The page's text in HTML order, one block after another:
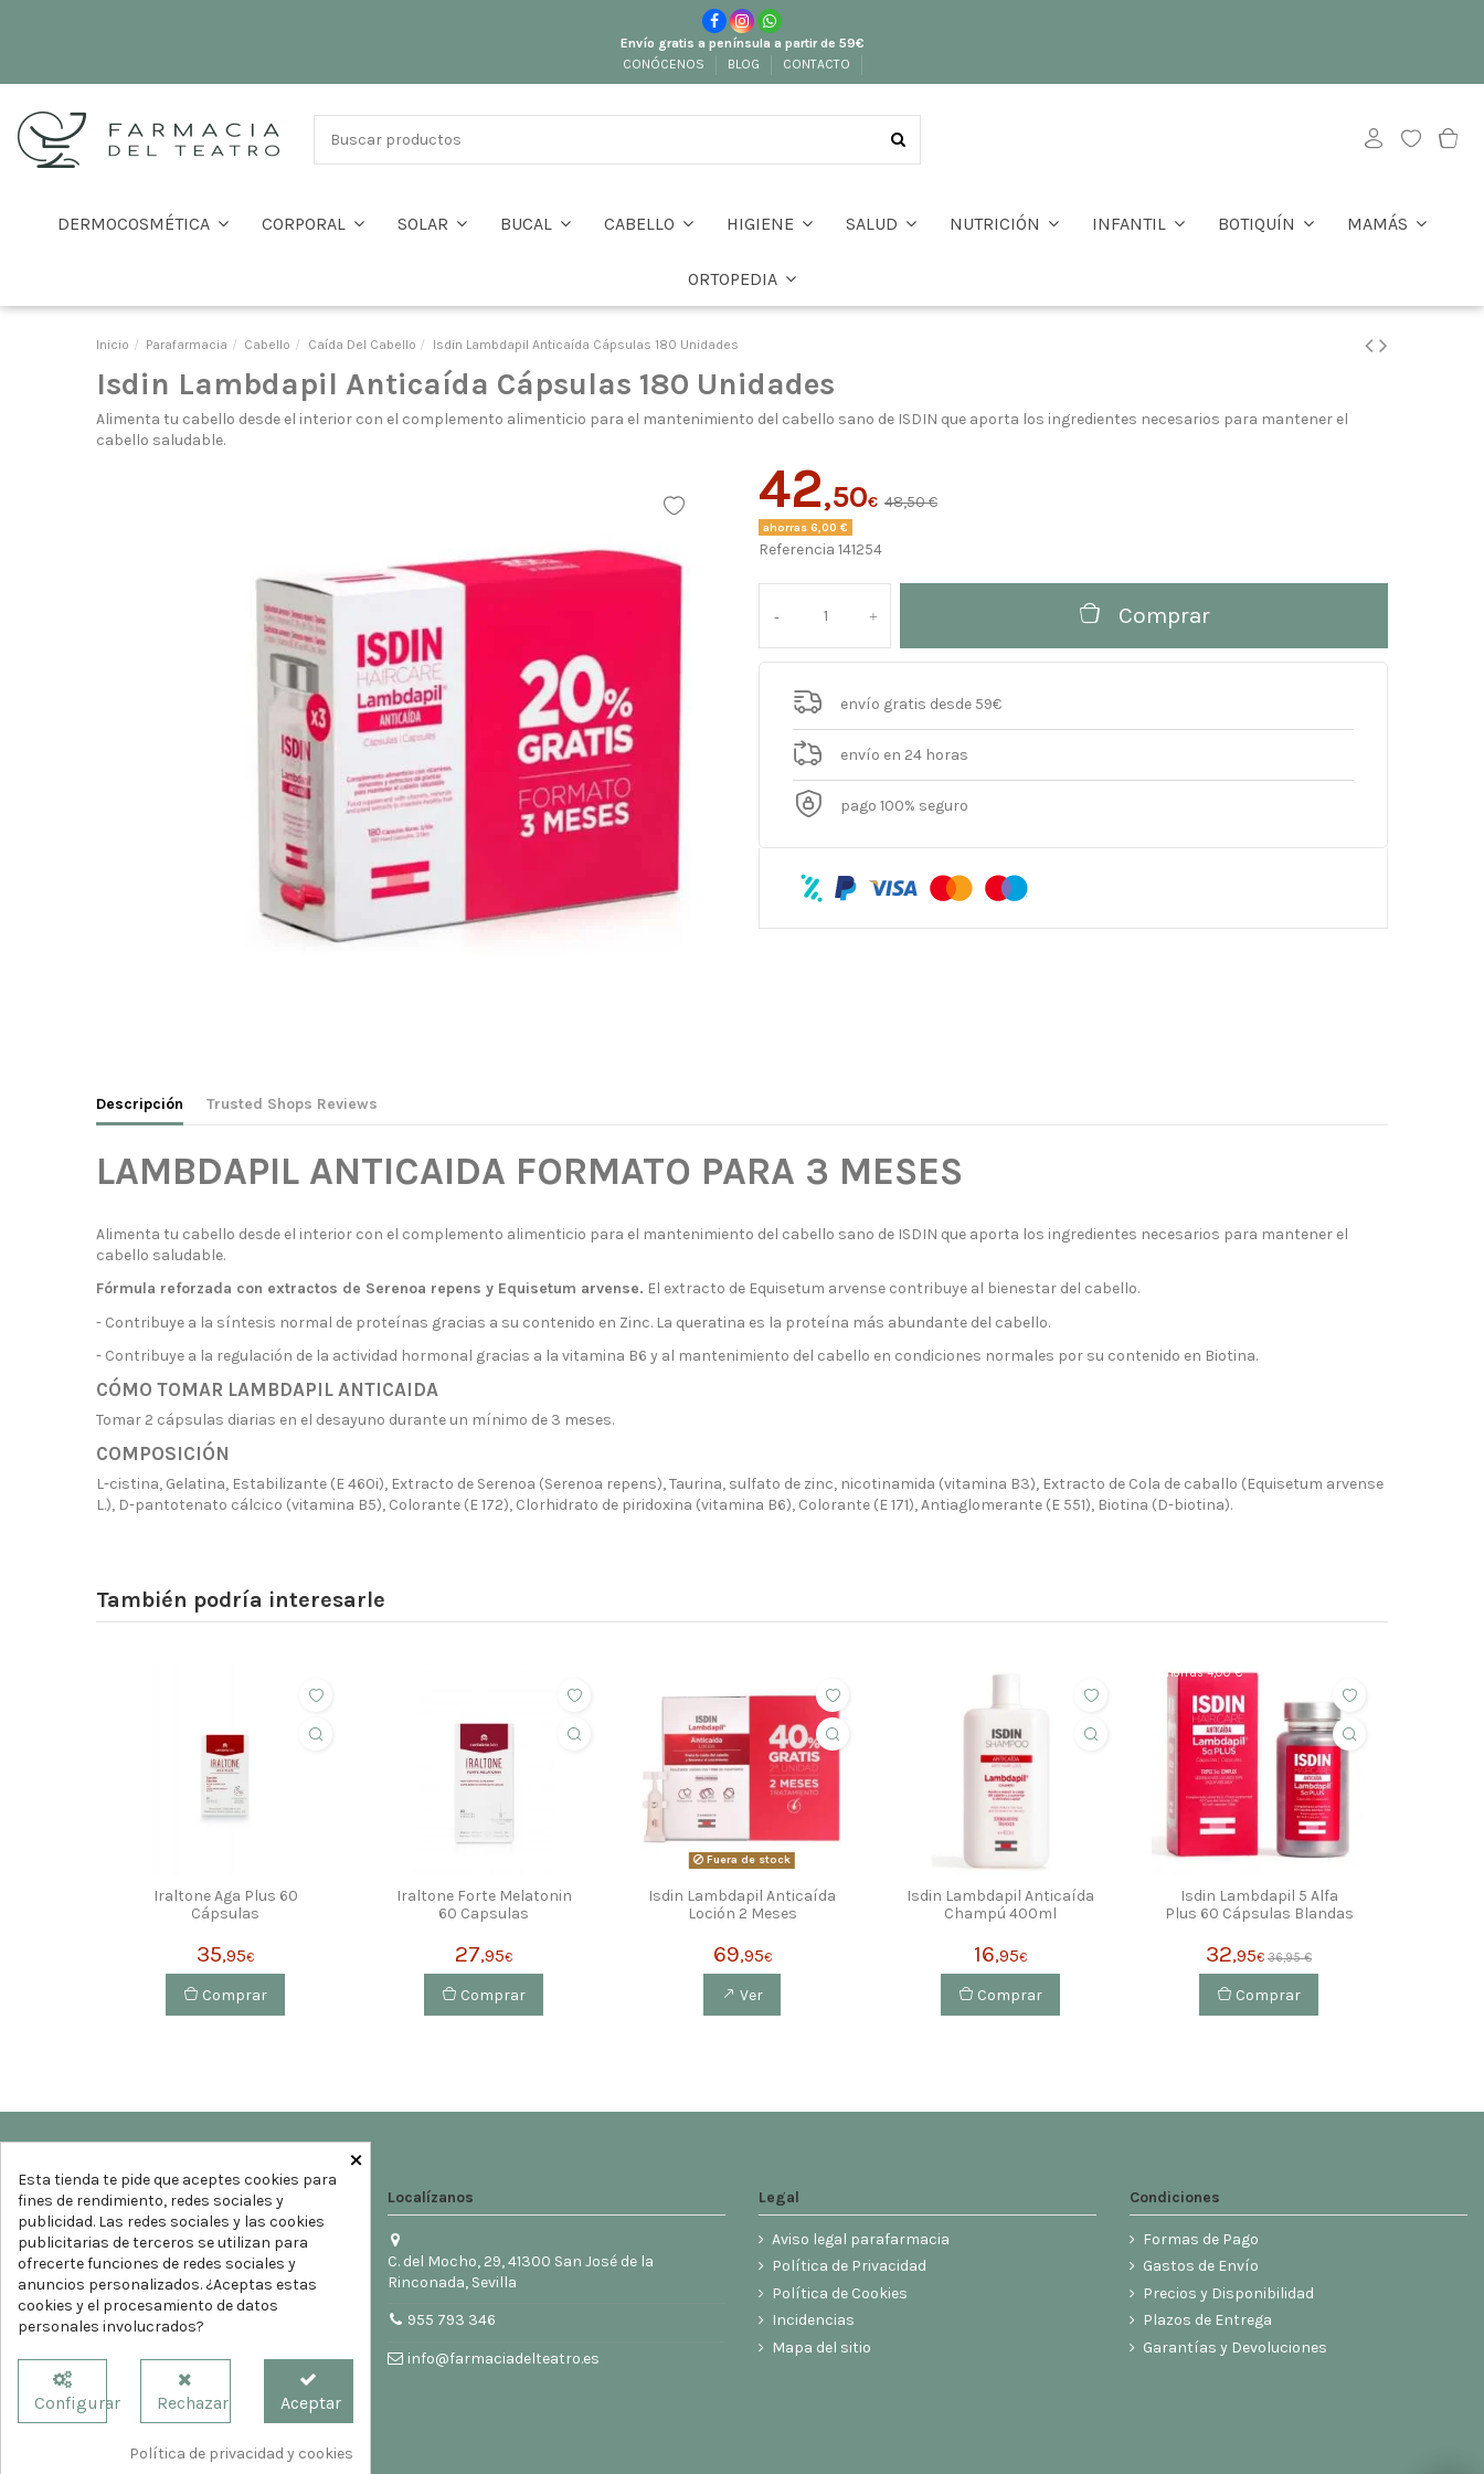
Envío gratis a península a partir de 59€
CONÓCENOS
BLOG CONTACTO
DERMOCOSMÉTICA CORPORAL SOLAR BUCAL CABELLO HIGIENE SALUD NUTRICIÓN INFANTIL BOTIQUÍN MAMÁS
ORTOPEDIA
Inicio Parafarmacia Cabello Caída Del Cabello Isdin Lambdapil Anticaída Cápsulas 180 Unidades
Isdin Lambdapil Anticaída Cápsulas 180 Unidades
Alimenta tu cabello desde el interior con el complemento alimenticio para el mantenimiento del cabello sano de ISDIN que aporta los ingredientes necesarios para mantener el
cabello saludable.
42,50€ 48,50 €
ahorras 6,00 €
Referencia 141254
Comprar
envío gratis desde 59€
envío en 24 horas
pago 100% seguro
Descripción Trusted Shops Reviews
LAMBDAPIL ANTICAIDA FORMATO PARA 3 MESES
Alimenta tu cabello desde el interior con el complemento alimenticio para el mantenimiento del cabello sano de ISDIN que aporta los ingredientes necesarios para mantener el
cabello saludable.
Fórmula reforzada con extractos de Serenoa repens y Equisetum arvense. El extracto de Equisetum arvense contribuye al bienestar del cabello.
- Contribuye a la síntesis normal de proteínas gracias a su contenido en Zinc. La queratina es la proteína más abundante del cabello.
- Contribuye a la regulación de la actividad hormonal gracias a la vitamina B6 y al mantenimiento del cabello en condiciones normales por su contenido en Biotina.
CÓMO TOMAR LAMBDAPIL ANTICAIDA
Tomar 2 cápsulas diarias en el desayuno durante un mínimo de 3 meses.
COMPOSICIÓN
L-cistina, Gelatina, Estabilizante (E 460i), Extracto de Serenoa (Serenoa repens), Taurina, sulfato de zinc, nicotinamida (vitamina B3), Extracto de Cola de caballo (Equisetum arvense
L.), D-pantotenato cálcico (vitamina B5), Colorante (E 172), Clorhidrato de piridoxina (vitamina B6), Colorante (E 171), Antiaglomerante (E 551), Biotina (D-biotina).
También podría interesarle
Iraltone Aga Plus 60
Cápsulas
35,95€
Comprar
Iraltone Forte Melatonin
60 Capsulas
27,95€
Comprar
Fuera de stock
Isdin Lambdapil Anticaída
Loción 2 Meses
69,95€
Ver
Isdin Lambdapil Anticaída
Champú 400ml
16,95€
Comprar
ahorras 4,00 €
Isdin Lambdapil 5 Alfa
Plus 60 Cápsulas Blandas
32,95€ 36,95 €
Comprar
Localízanos
C. del Mocho, 29, 41300 San José de la
Rinconada, Sevilla
955 793 346
info@farmaciadelteatro.es
Legal
Aviso legal parafarmacia
Política de Privacidad
Política de Cookies
Incidencias
Mapa del sitio
Condiciones
Formas de Pago
Gastos de Envío
Precios y Disponibilidad
Plazos de Entrega
Garantías y Devoluciones
×
Esta tienda te pide que aceptes cookies para
fines de rendimiento, redes sociales y
publicidad. Las redes sociales y las cookies
publicitarias de terceros se utilizan para
ofrecerte funciones de redes sociales y
anuncios personalizados. ¿Aceptas estas
cookies y el procesamiento de datos
personales involucrados?
Configurar Rechazar Aceptar
Política de privacidad y cookies